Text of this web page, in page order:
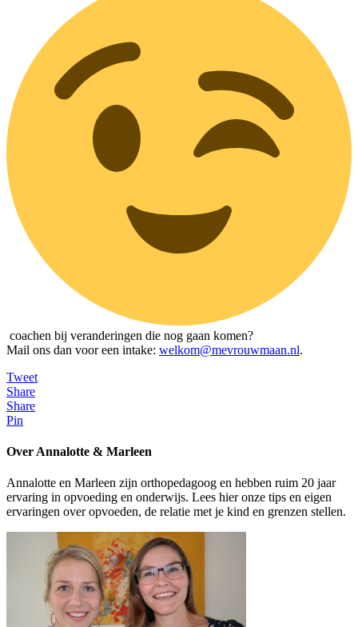
coachen bij veranderingen die nog gaan komen?
Mail ons dan voor een intake: welkom@mevrouwmaan.nl.
Tweet
Share
Share
Pin
Over Annalotte & Marleen
Annalotte en Marleen zijn orthopedagoog en hebben ruim 20 jaar
ervaring in opvoeding en onderwijs. Lees hier onze tips en eigen
ervaringen over opvoeden, de relatie met je kind en grenzen stellen.